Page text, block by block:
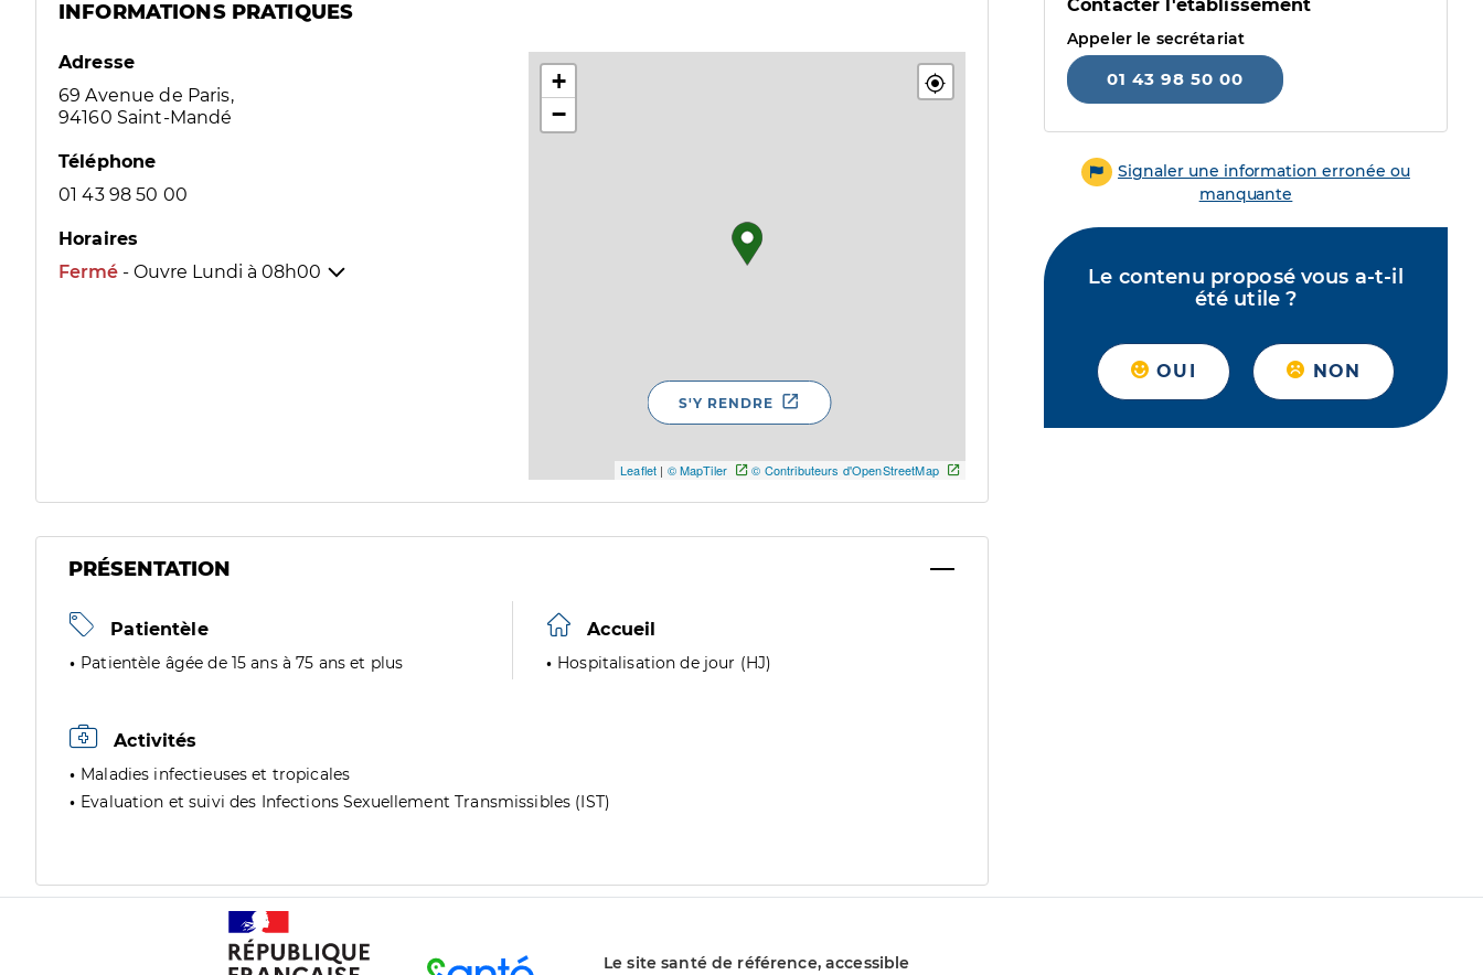
INFORMATIONS PRATIQUES
Adresse
69 Avenue de Paris,
94160 Saint-Mandé
Téléphone
01 43 98 50 00
Horaires
Fermé - Ouvre Lundi à 08h00
+
−
Leaflet | © MapTiler © Contributeurs d'OpenStreetMap
S'Y RENDRE
PRÉSENTATION
Patientèle
Patientèle âgée de 15 ans à 75 ans et plus
Accueil
Hospitalisation de jour (HJ)
Activités
Maladies infectieuses et tropicales
Evaluation et suivi des Infections Sexuellement Transmissibles (IST)
Contacter l'établissement
Appeler le secrétariat
01 43 98 50 00
Signaler une information erronée ou
manquante
Le contenu proposé vous a-t-il
été utile ?
OUI NON
Le site santé de référence, accessible